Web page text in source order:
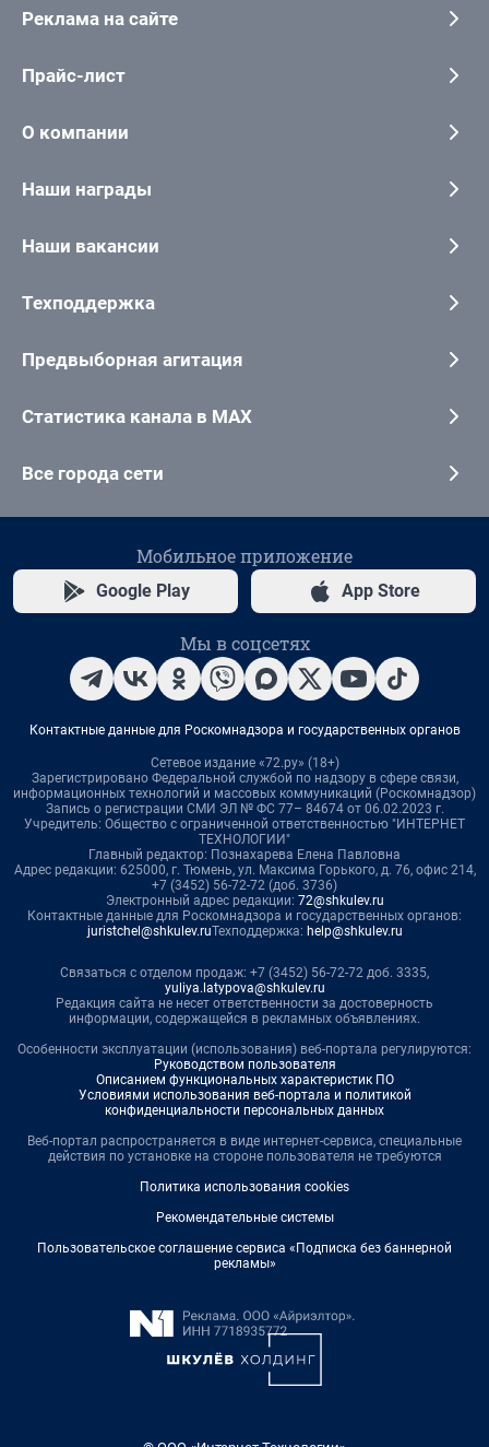
Реклама на сайте
Прайс-лист
О компании
Наши награды
Наши вакансии
Техподдержка
Предвыборная агитация
Статистика канала в MAX
Все города сети
Мобильное приложение
Google Play App Store
Мы в соцсетях
Контактные данные для Роскомнадзора и государственных органов
Сетевое издание «72.ру» (18+)
Зарегистрировано Федеральной службой по надзору в сфере связи,
информационных технологий и массовых коммуникаций (Роскомнадзор)
Запись о регистрации СМИ ЭЛ № ФС 77– 84674 от 06.02.2023 г.
Учредитель: Общество с ограниченной ответственностью "ИНТЕРНЕТ
ТЕХНОЛОГИИ"
Главный редактор: Познахарева Елена Павловна
Адрес редакции: 625000, г. Тюмень, ул. Максима Горького, д. 76, офис 214,
+7 (3452) 56-72-72 (доб. 3736)
Электронный адрес редакции: 72@shkulev.ru
Контактные данные для Роскомнадзора и государственных органов:
juristchel@shkulev.ruТехподдержка: help@shkulev.ru
Связаться с отделом продаж: +7 (3452) 56-72-72 доб. 3335,
yuliya.latypova@shkulev.ru
Редакция сайта не несет ответственности за достоверность
информации, содержащейся в рекламных объявлениях.
Особенности эксплуатации (использования) веб-портала регулируются:
Руководством пользователя
Описанием функциональных характеристик ПО
Условиями использования веб-портала и политикой
конфиденциальности персональных данных
Веб-портал распространяется в виде интернет-сервиса, специальные
действия по установке на стороне пользователя не требуются
Политика использования cookies
Рекомендательные системы
Пользовательское соглашение сервиса «Подписка без баннерной
рекламы»